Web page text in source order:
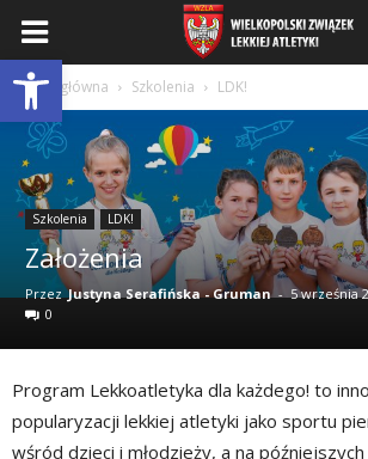
Otwórz pasek narzędzi
Wielkopolski
Związek
Lekkiej
Strona główna Szkolenia LDK!
Szkolenia LDK!
Założenia
Przez Justyna Serafińska - Gruman - 5 września
0
Program Lekkoatletyka dla każdego! to
popularyzacji lekkiej atletyki jako sportu
wśród dzieci i młodzieży, a na